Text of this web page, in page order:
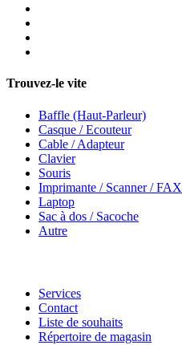
Trouvez-le vite
Baffle (Haut-Parleur)
Casque / Ecouteur
Cable / Adapteur
Clavier
Souris
Imprimante / Scanner / FAX
Laptop
Sac à dos / Sacoche
Autre
Services
Contact
Liste de souhaits
Répertoire de magasin